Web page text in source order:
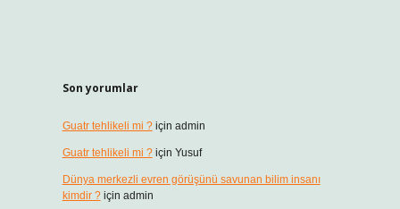
Son yorumlar
Guatr tehlikeli mi ?için admin
Guatr tehlikeli mi ?için Yusuf
Dünya merkezli evren görüşünü savunan bilim insanı
kimdir ?için admin